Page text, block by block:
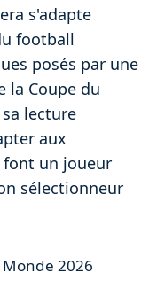
s'adapte
football
posés par une
la Coupe du
lecture
aux
font un joueur
sélectionneur
2026